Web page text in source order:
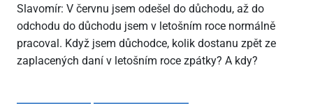
Slavomír: V červnu jsem odešel do důchodu, až do
odchodu do důchodu jsem v letošním roce normálně
pracoval. Když jsem důchodce, kolik dostanu zpět ze
zaplacených daní v letošním roce zpátky? A kdy?